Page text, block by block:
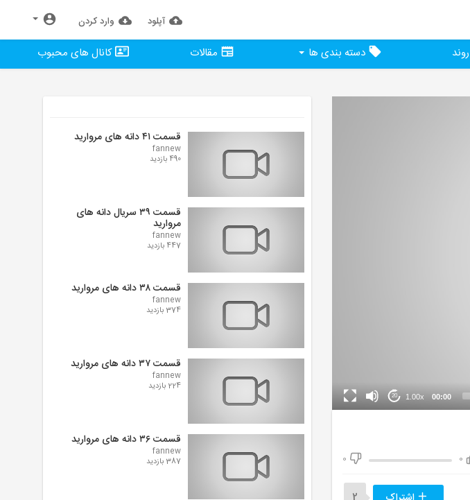
آپلود وارد كردن
روند دسته بندی ها مقالات کانال های محبوب
00:00
1.00x
20
قسمت ۴۱ دانه های مروارید
fannew
490 بازدید
قسمت ۳۹ سریال دانه های
مروارید
fannew
447 بازدید
قسمت ۳۸ دانه های مروارید
fannew
374 بازدید
قسمت ۳۷ دانه های مروارید
fannew
224 بازدید
قسمت ۳۶ دانه های مروارید
fannew
387 بازدید
0
0